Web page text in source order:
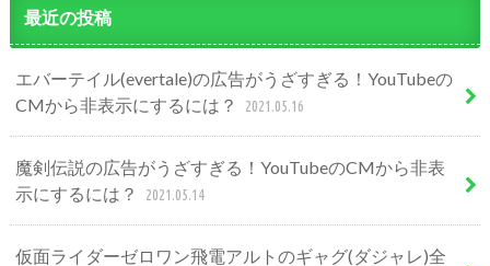
最近の投稿
エバーテイル(evertale)の広告がうざすぎる！YouTubeの
CMから非表示にするには？
2021.05.16
魔剣伝説の広告がうざすぎる！YouTubeのCMから非表
示にするには？
2021.05.14
仮面ライダーゼロワン飛電アルトのギャグ(ダジャレ)全